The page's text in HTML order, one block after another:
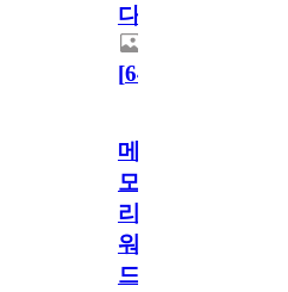
다.
[64
메
모
리
워
드